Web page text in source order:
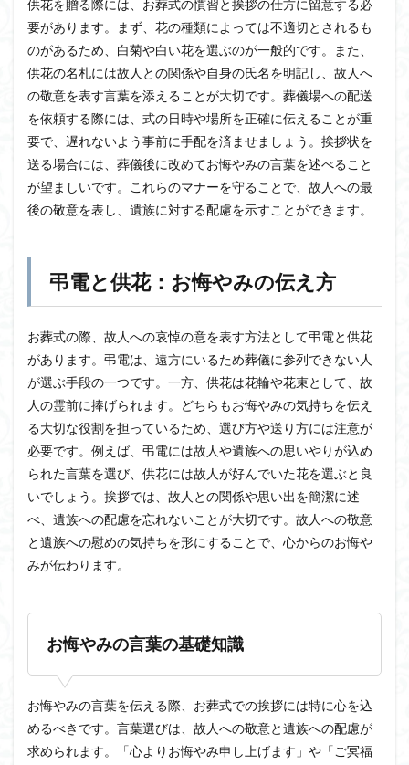
供花を贈る際には、お葬式の慣習と挨拶の仕方に留意する必
要があります。まず、花の種類によっては不適切とされるも
のがあるため、白菊や白い花を選ぶのが一般的です。また、
供花の名札には故人との関係や自身の氏名を明記し、故人へ
の敬意を表す言葉を添えることが大切です。葬儀場への配送
を依頼する際には、式の日時や場所を正確に伝えることが重
要で、遅れないよう事前に手配を済ませましょう。挨拶状を
送る場合には、葬儀後に改めてお悔やみの言葉を述べること
が望ましいです。これらのマナーを守ることで、故人への最
後の敬意を表し、遺族に対する配慮を示すことができます。
弔電と供花：お悔やみの伝え方
お葬式の際、故人への哀悼の意を表す方法として弔電と供花
があります。弔電は、遠方にいるため葬儀に参列できない人
が選ぶ手段の一つです。一方、供花は花輪や花束として、故
人の霊前に捧げられます。どちらもお悔やみの気持ちを伝え
る大切な役割を担っているため、選び方や送り方には注意が
必要です。例えば、弔電には故人や遺族への思いやりが込め
られた言葉を選び、供花には故人が好んでいた花を選ぶと良
いでしょう。挨拶では、故人との関係や思い出を簡潔に述
べ、遺族への配慮を忘れないことが大切です。故人への敬意
と遺族への慰めの気持ちを形にすることで、心からのお悔や
みが伝わります。
お悔やみの言葉の基礎知識
お悔やみの言葉を伝える際、お葬式での挨拶には特に心を込
めるべきです。言葉選びは、故人への敬意と遺族への配慮が
求められます。「心よりお悔やみ申し上げます」や「ご冥福